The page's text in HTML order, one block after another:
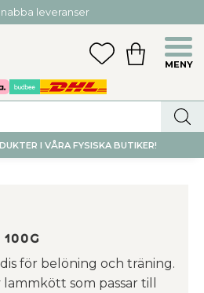
leveranser
i Tumba eller Huddinge C
FAVORITER
KUNDVAGN
I VÅRA FYSISKA BUTIKER!
för belöning och träning.
som passar till